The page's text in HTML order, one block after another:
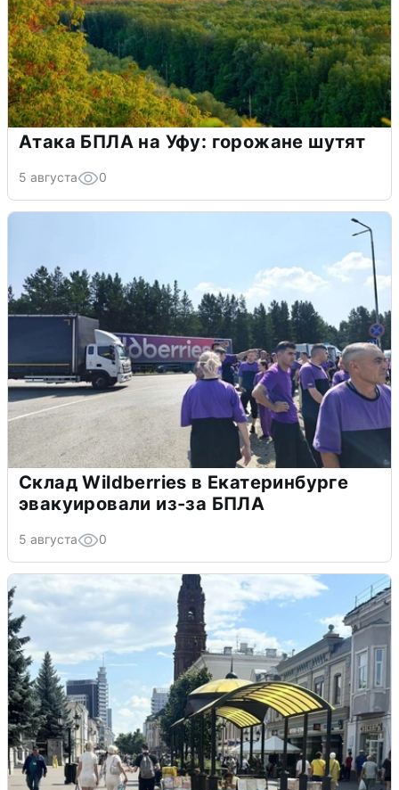
Атака БПЛА на Уфу: горожане шутят
5 августа 0
Склад Wildberries в Екатеринбурге
эвакуировали из-за БПЛА
5 августа 0